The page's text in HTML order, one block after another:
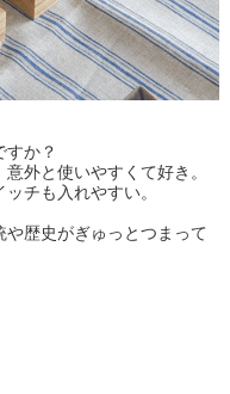
すか？
外と使いやすくて好き。
チも入れやすい。
歴史がぎゅっとつまって